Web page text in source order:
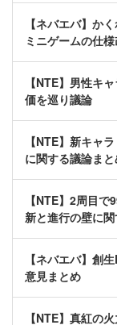
【ネバエバ】か
ミニゲームの仕
【NTE】男性キ
価を巡り議論
【NTE】新キャ
に関する議論ま
【NTE】2周目
新と進行の壁に
【ネバエバ】創
意見まとめ
【NTE】真紅の